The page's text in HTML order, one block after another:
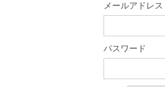
メールアドレス
パスワード